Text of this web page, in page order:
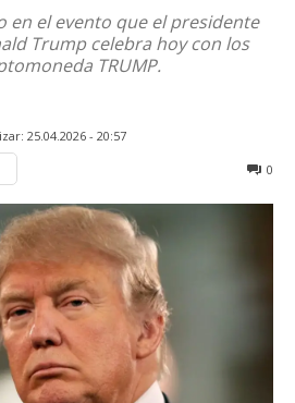
en el evento que el presidente
Trump celebra hoy con los
TRUMP.
25.04.2026 - 20:57
0